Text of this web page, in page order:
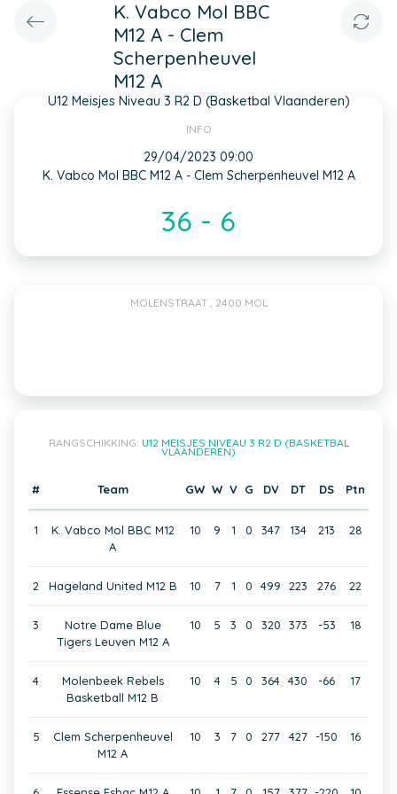
K. Vabco Mol BBC
M12 A - Clem
Scherpenheuvel
M12 A
U12 Meisjes Niveau 3 R2 D (Basketbal Vlaanderen)
INFO
29/04/2023 09:00
K. Vabco Mol BBC M12 A - Clem Scherpenheuvel M12 A
36 - 6
MOLENSTRAAT , 2400 MOL
RANGSCHIKKING: U12 MEISJES NIVEAU 3 R2 D (BASKETBAL
VLAANDEREN)
# Team GW W V G DV DT DS Ptn
1
K. Vabco Mol BBC M12
A
10 9 1 0 347 134 213 28
2 Hageland United M12 B 10 7 1 0 499 223 276 22
3
Notre Dame Blue
Tigers Leuven M12 A
10 5 3 0 320 373 -53 18
4
Molenbeek Rebels
Basketball M12 B
10 4 5 0 364 430 -66 17
5
Clem Scherpenheuvel
M12 A
10 3 7 0 277 427 -150 16